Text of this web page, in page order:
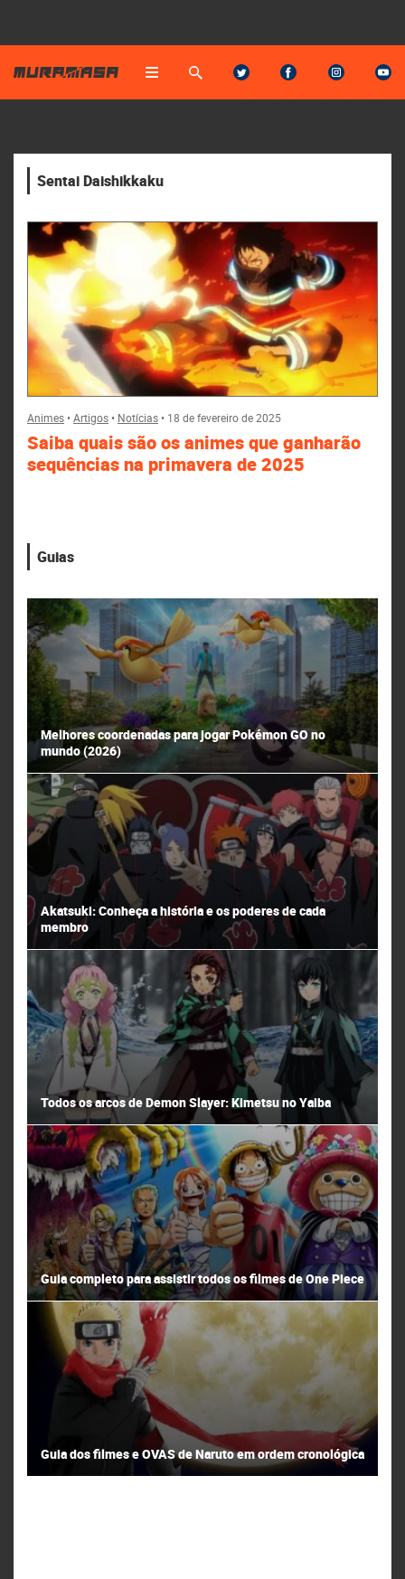
Sentai Daishikkaku
Animes•Artigos• Notícias• 18 de fevereiro de 2025
Saiba quais são os animes que ganharão
sequências na primavera de 2025
Guias
Melhores coordenadas para jogar Pokémon GO no
mundo (2026)
Akatsuki: Conheça a história e os poderes de cada
membro
Todos os arcos de Demon Slayer: Kimetsu no Yaiba
Guia completo para assistir todos os filmes de One Piece
Guia dos filmes e OVAS de Naruto em ordem cronológica